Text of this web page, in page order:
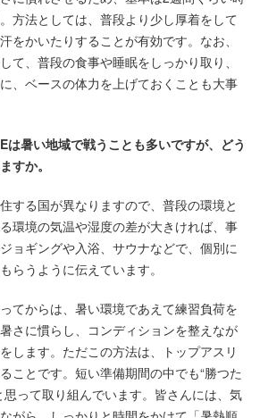
方法としては、普段より少し厚着をして
をかいたりすることが有効です。なお、
て、普段の食事や睡眠をしっかり取り、
、ベースの体力を上げておくことも大事
暑い地域で戦うことも多いですが、どう
すか。
する国が異なりますので、普段の環境と
環境の気温や湿度の差が大きければ、事
ョギングや入浴、サウナなどで、個別に
らうように伝えています。
てからは、暑い環境であえて練習負荷を
さに慣らし、コンディションを整えなが
します。ただこの方法は、トップアスリ
ことです。短い準備期間の中でも“勝つた
思って取り組んでいます。皆さんには、気